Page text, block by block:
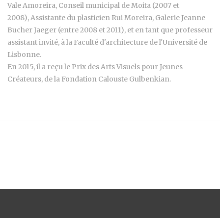
Vale Amoreira, Conseil municipal de Moita (2007 et
2008), Assistante du plasticien Rui Moreira, Galerie Jeanne
Bucher Jaeger (entre 2008 et 2011), et en tant que professeur
assistant invité, à la Faculté d'architecture de l'Université de
Lisbonne.
En 2015, il a reçu le Prix des Arts Visuels pour Jeunes
Créateurs, de la Fondation Calouste Gulbenkian.